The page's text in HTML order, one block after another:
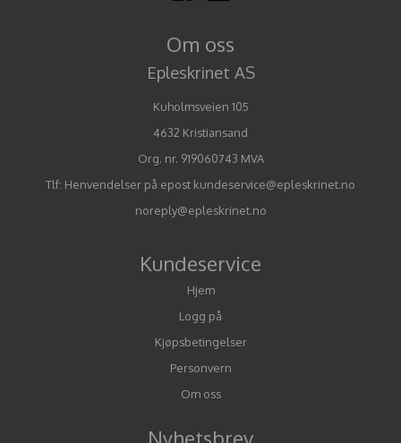
Om oss
Epleskrinet AS
Kuholmsveien 105
4632 Kristiansand
Org. nr. 919060743 MVA
Tlf: Henvendelser på epost kundeservice@epleskrinet.no
noreply@epleskrinet.no
Kundeservice
Hjem
Logg på
Kjøpsbetingelser
Personvern
Om oss
Nyhetsbrev